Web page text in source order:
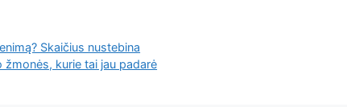
Skaičius nustebina
kurie tai jau padarė